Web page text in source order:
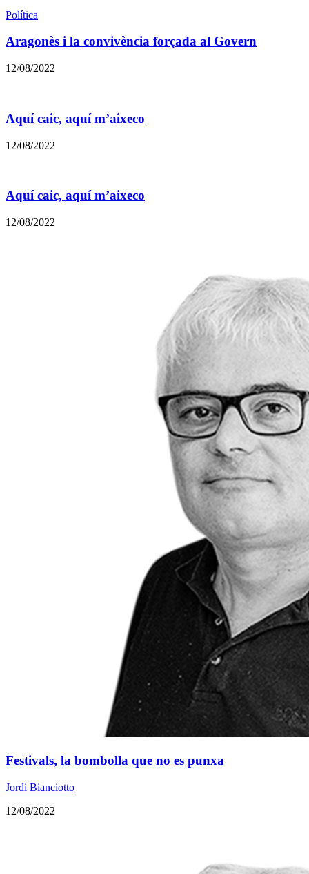
Política
Aragonès i la convivència forçada al Govern
12/08/2022
Aquí caic, aquí m’aixeco
12/08/2022
Aquí caic, aquí m’aixeco
12/08/2022
Festivals, la bombolla que no es punxa
Jordi Bianciotto
12/08/2022